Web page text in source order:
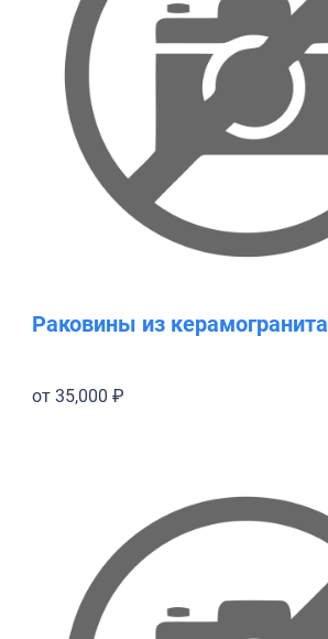
Раковины из керамогранита
от 35,000 ₽